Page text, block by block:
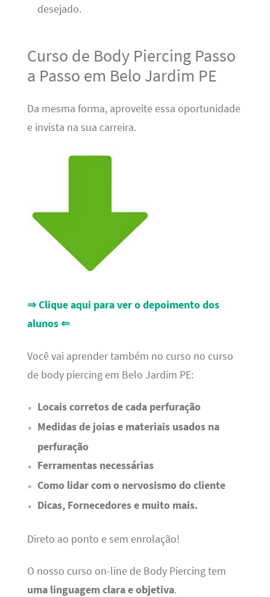
desejado.
Curso de Body Piercing Passo
a Passo em Belo Jardim PE
Da mesma forma, aproveite essa oportunidade
e invista na sua carreira.
⇒ Clique aqui para ver o depoimento dos
alunos ⇐
Você vai aprender também no curso no curso
de body piercing em Belo Jardim PE:
Locais corretos de cada perfuração
Medidas de joias e materiais usados na
perfuração
Ferramentas necessárias
Como lidar com o nervosismo do cliente
Dicas, Fornecedores e muito mais.
Direto ao ponto e sem enrolação!
O nosso curso on-line de Body Piercing tem
uma linguagem clara e objetiva.